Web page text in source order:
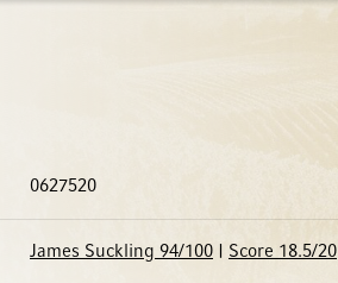
0627520
James Suckling 94/100 Score 18.5/20